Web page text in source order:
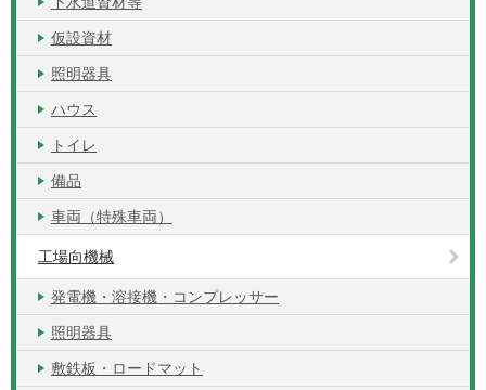
仮設資材
照明器具
ハウス
トイレ
備品
車両（特殊車両）
工場向機械
発電機・溶接機・コンプレッサー
照明器具
敷鉄板・ロードマット